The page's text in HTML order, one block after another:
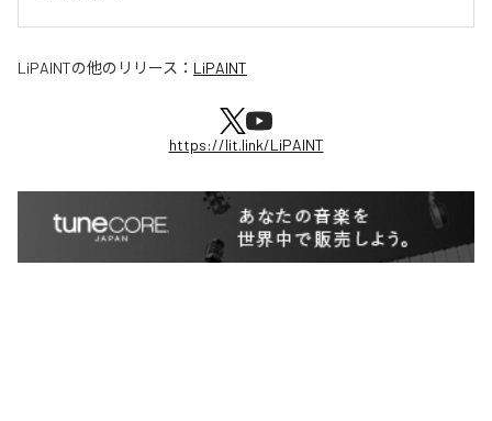
LiPAINTの他のリリース： LiPAINT
https://lit.link/LiPAINT